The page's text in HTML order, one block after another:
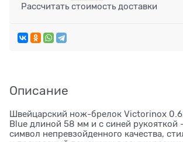
Рассчитать стоимость доставки
Описание
Швейцарский нож-брелок Victorinox
Blue длиной 58 мм и с синей рукояткой
символ непревзойденного качества,